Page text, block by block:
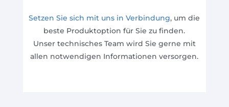
Setzen Sie sich mit uns in Verbindung, um die
beste Produktoption für Sie zu finden.
Unser technisches Team wird Sie gerne mit
allen notwendigen Informationen versorgen.